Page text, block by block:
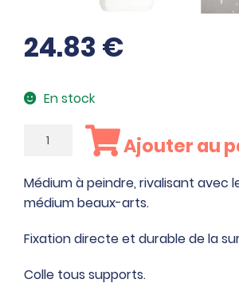
24.83 €
En stock
quantité
Bidon
5L
de
colle
vinylique
Ajouter au
Médium à peindre, rivalisant avec
médium beaux-arts.
Fixation directe et durable de la
Colle tous supports.